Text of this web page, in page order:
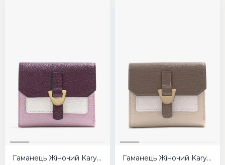
Гаманець Жіночий Karya лавандовий з марсала Гаманець Жіночий Karya бежевий з тауп